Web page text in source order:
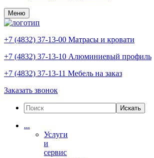
Меню
+7 (4832) 37-13-00 Матрасы и кровати
+7 (4832) 37-13-10 Алюминиевый профиль
+7 (4832) 37-13-11 Мебель на заказ
Заказать звонок
Искать
...
Услуги
и
сервис